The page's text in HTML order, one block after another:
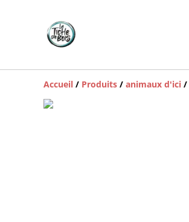
Accueil / Produits / animaux d'ici /